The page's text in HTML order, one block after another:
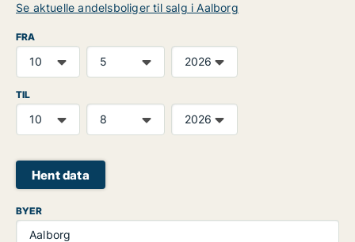
Se aktuelle andelsboliger til salg i Aalborg
FRA
TIL
Hent data
BYER
Aalborg